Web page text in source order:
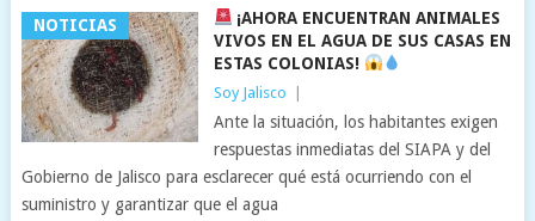
NOTICIAS
¡AHORA ENCUENTRAN ANIMALES
VIVOS EN EL AGUA DE SUS CASAS EN
ESTAS COLONIAS!
Soy Jalisco
Ante la situación, los habitantes exigen
respuestas inmediatas del SIAPA y del
Gobierno de Jalisco para esclarecer qué está ocurriendo con el
suministro y garantizar que el agua